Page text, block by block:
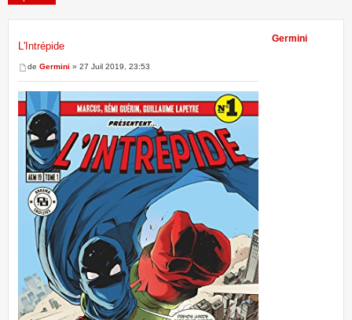
L'Intrépide
de Germini » 27 Juil 2019, 23:53
Germini